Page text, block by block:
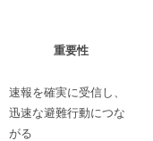
重要性
速報を確実に受信し、
迅速な避難行動につな
がる